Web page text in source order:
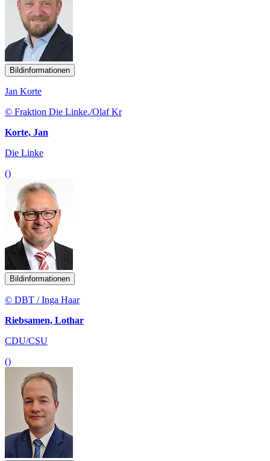
Bildinformationen
Jan Korte
© Fraktion Die Linke./Olaf Kr
Korte, Jan
Die Linke
()
Bildinformationen
© DBT / Inga Haar
Riebsamen, Lothar
CDU/CSU
()